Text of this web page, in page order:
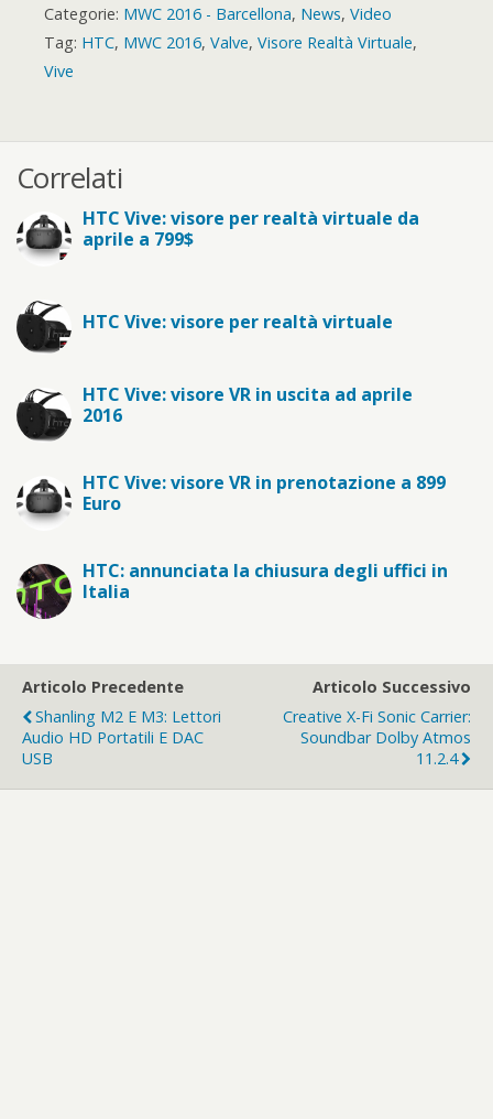
Categorie: MWC 2016 - Barcellona, News, Video
Tag: HTC, MWC 2016, Valve, Visore Realtà Virtuale,
Vive
Correlati
HTC Vive: visore per realtà virtuale da
aprile a 799$
HTC Vive: visore per realtà virtuale
HTC Vive: visore VR in uscita ad aprile
2016
HTC Vive: visore VR in prenotazione a 899
Euro
HTC: annunciata la chiusura degli uffici in
Italia
Articolo Precedente
Shanling M2 E M3: Lettori
Audio HD Portatili E DAC
USB
Articolo Successivo
Creative X-Fi Sonic Carrier:
Soundbar Dolby Atmos
11.2.4